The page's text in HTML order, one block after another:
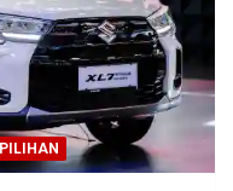
PILIHAN